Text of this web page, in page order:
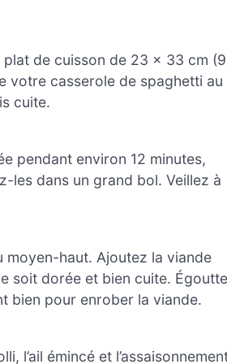
plat de cuisson de 23 x 33 cm (9
votre casserole de spaghetti au
cuite.
pendant environ 12 minutes,
les dans un grand bol. Veillez à
moyen-haut. Ajoutez la viande
soit dorée et bien cuite.
bien pour enrober la viande.
l’ail émincé et